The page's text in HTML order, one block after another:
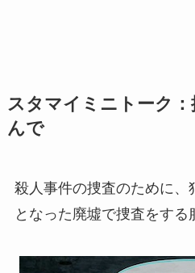
スタマイミニトーク
んで
殺人事件の捜査のために、
となった廃墟で捜査をする